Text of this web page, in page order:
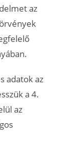
az
adatok az
a 4.
az